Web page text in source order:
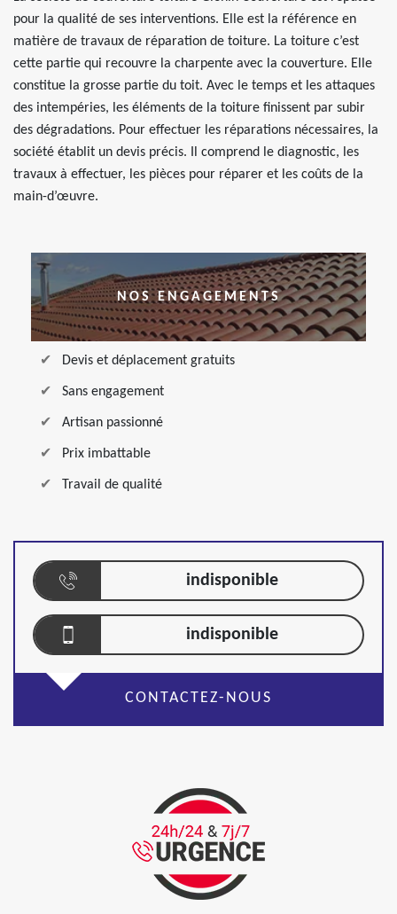
pour la qualité de ses interventions. Elle est la référence en
matière de travaux de réparation de toiture. La toiture c’est
cette partie qui recouvre la charpente avec la couverture. Elle
constitue la grosse partie du toit. Avec le temps et les attaques
des intempéries, les éléments de la toiture finissent par subir
des dégradations. Pour effectuer les réparations nécessaires, la
société établit un devis précis. Il comprend le diagnostic, les
travaux à effectuer, les pièces pour réparer et les coûts de la
main-d’œuvre.
NOS ENGAGEMENTS
Devis et déplacement gratuits
Sans engagement
Artisan passionné
Prix imbattable
Travail de qualité
indisponible
indisponible
CONTACTEZ-NOUS